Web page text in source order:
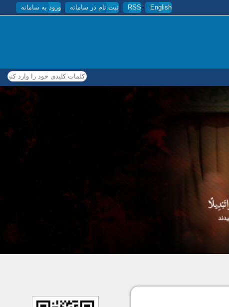
English
RSS ثبت نام در سامانه ورود به سامانه
کلمات کلیدی خود را وارد کنید